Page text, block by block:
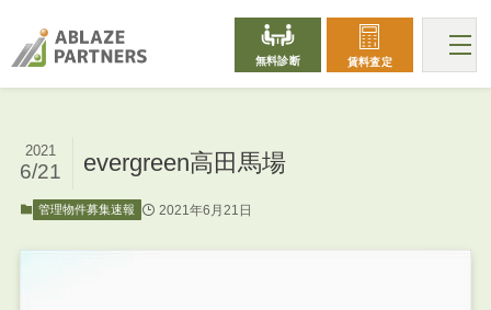
無料診断 賃料査定
evergreen高田馬場
2021
6/21
管理物件募集速報 2021年6月21日